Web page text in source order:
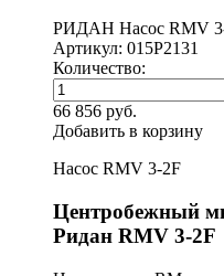
РИДАН Насос RMV
Артикул: 015P2131
Количество:
66 856 руб.
Добавить в корзину
Насос RMV 3-2F
Центробежный
Ридан RMV 3-2F